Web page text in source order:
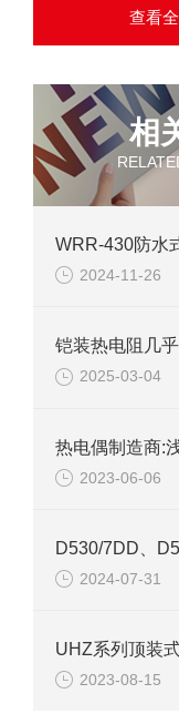
查看
相
2024-11-26
2025-03-04
2023-06-06
2024-07-31
2023-08-15